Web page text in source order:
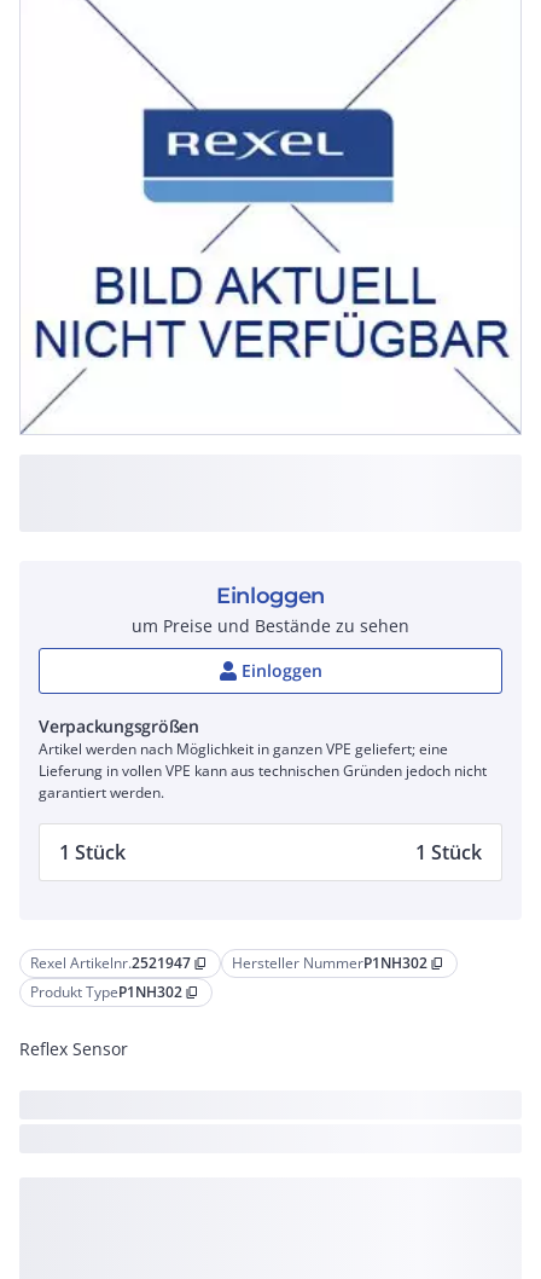
Rexel Artikelnr.2521947 content_copy Hersteller NummerP1NH302 content_copy
Produkt TypeP1NH302 content_copy
Reflex Sensor
Einloggen
um Preise und Bestände zu sehen
Einloggen
Verpackungsgrößen
Artikel werden nach Möglichkeit in ganzen VPE geliefert; eine
Lieferung in vollen VPE kann aus technischen Gründen jedoch nicht
garantiert werden.
1 Stück 1 Stück